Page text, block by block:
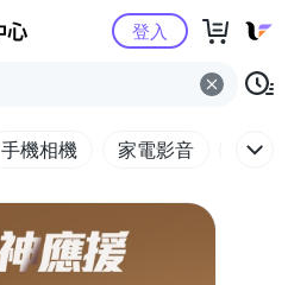
Yahoo購物中心
登入
手機相機 家電影音 電腦